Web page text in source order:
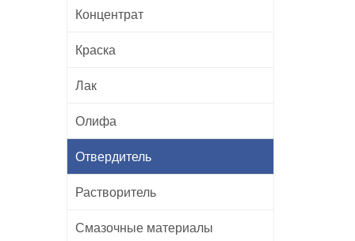
Концентрат
Краска
Лак
Олифа
Отвердитель
Растворитель
Смазочные материалы